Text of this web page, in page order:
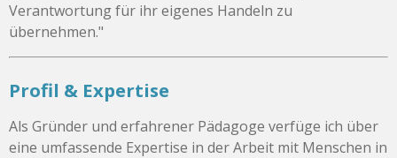
Verantwortung für ihr eigenes Handeln zu
übernehmen."
Profil & Expertise
Als Gründer und erfahrener Pädagoge verfüge ich über
eine umfassende Expertise in der Arbeit mit Menschen in